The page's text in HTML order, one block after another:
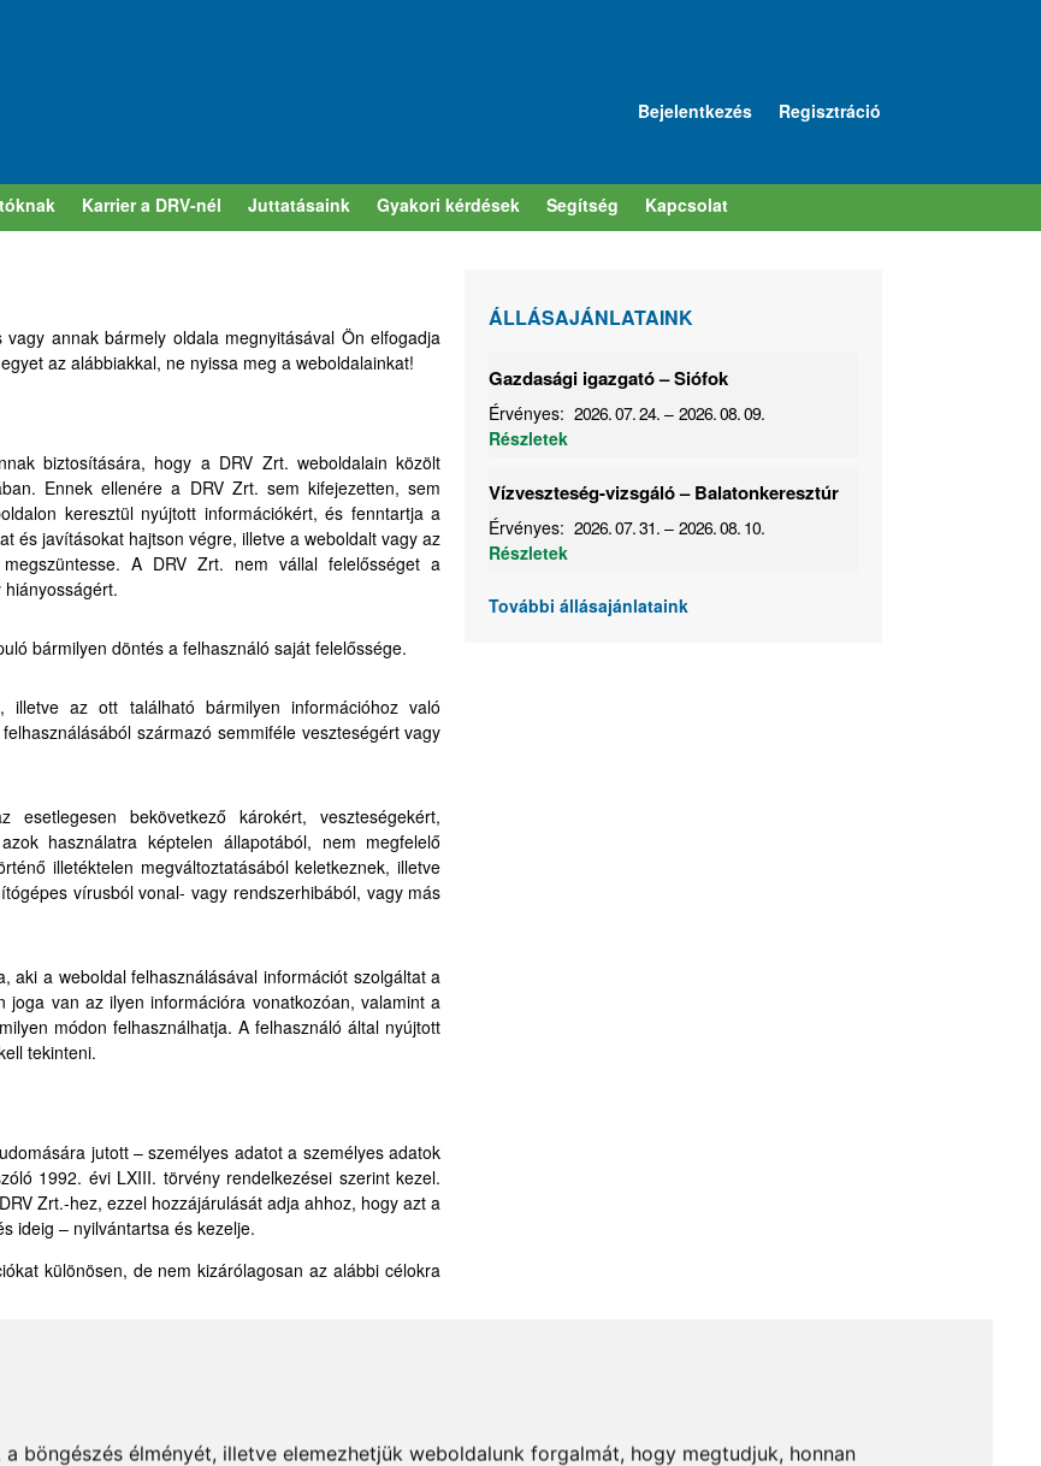
böngészés élményét, illetve elemezhetjük weboldalunk forgalmát, hogy megtudjuk, honnan
Bejelentkezés
Regisztráció
Karrier a DRV-nél Juttatásaink Gyakori kérdések Segítség Kapcsolat
annak bármely oldala megnyitásával Ön elfogadja
az alábbiakkal, ne nyissa meg a weboldalainkat!
biztosítására, hogy a DRV Zrt. weboldalain közölt
Ennek ellenére a DRV Zrt. sem kifejezetten, sem
keresztül nyújtott információkért, és fenntartja a
és javításokat hajtson végre, illetve a weboldalt vagy az
A DRV Zrt. nem vállal felelősséget a
bármilyen döntés a felhasználó saját felelőssége.
az ott található bármilyen információhoz való
származó semmiféle veszteségért vagy
bekövetkező károkért, veszteségekért,
használatra képtelen állapotából, nem megfelelő
illetéktelen megváltoztatásából keletkeznek, illetve
vírusból vonal- vagy rendszerhibából, vagy más
aki a weboldal felhasználásával információt szolgáltat a
van az ilyen információra vonatkozóan, valamint a
módon felhasználhatja. A felhasználó által nyújtott
tekinteni.
jutott – személyes adatot a személyes adatok
1992. évi LXIII. törvény rendelkezései szerint kezel.
Zrt.-hez, ezzel hozzájárulását adja ahhoz, hogy azt a
ideig – nyilvántartsa és kezelje.
különösen, de nem kizárólagosan az alábbi célokra
ÁLLÁSAJÁNLATAINK
Gazdasági igazgató – Siófok
Érvényes: 2026. 07. 24. –2026. 08. 09.
Részletek
Vízveszteség-vizsgáló – Balatonkeresztúr
Érvényes: 2026. 07. 31. –2026. 08. 10.
Részletek
További állásajánlataink